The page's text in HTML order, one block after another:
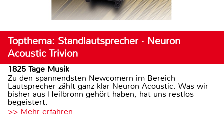
Topthema: Standlautsprecher · Neuron
Acoustic Trivion
1825 Tage Musik
Zu den spannendsten Newcomern im Bereich
Lautsprecher zählt ganz klar Neuron Acoustic. Was wir
bisher aus Heilbronn gehört haben, hat uns restlos
begeistert.
>> Mehr erfahren